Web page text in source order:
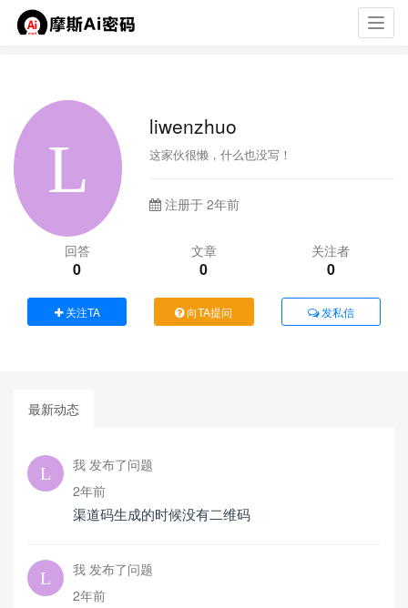
liwenzhuo
这家伙很懒，什么也没写！
注册于 2年前
回答
0
文章
0
关注者
0
关注TA 向TA提问 发私信
最新动态
我 发布了问题
2年前
渠道码生成的时候没有二维码
我 发布了问题
2年前